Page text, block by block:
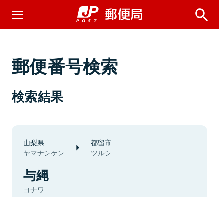
郵便番号検索
検索結果
山梨県
ヤマナシケン
都留市
ツルシ
与縄
ヨナワ